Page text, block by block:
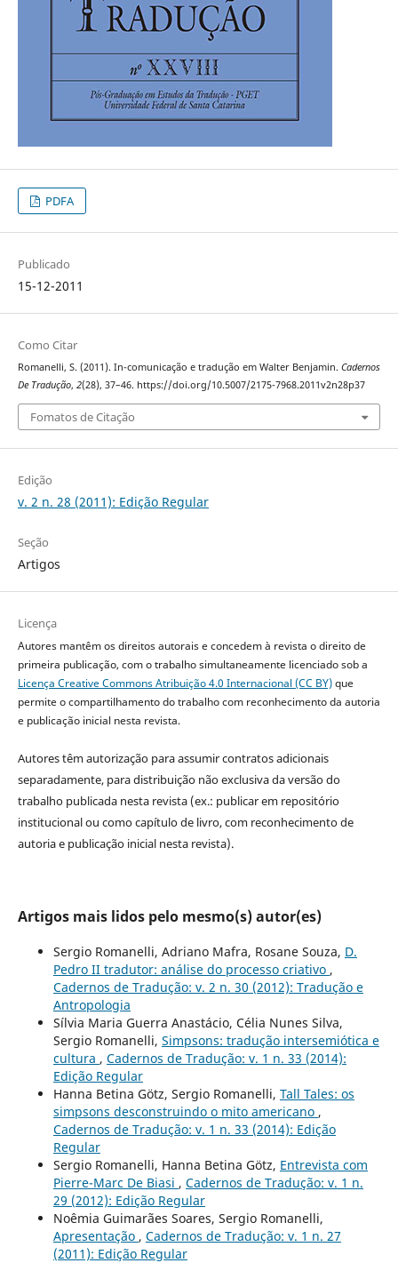
PDFA
Publicado
15-12-2011
Como Citar
Romanelli, S. (2011). In-comunicação e tradução em Walter Benjamin. Cadernos
De Tradução, 2(28), 37–46. https://doi.org/10.5007/2175-7968.2011v2n28p37
Fomatos de Citação
Edição
v. 2 n. 28 (2011): Edição Regular
Seção
Artigos
Licença
Autores mantêm os direitos autorais e concedem à revista o direito de
primeira publicação, com o trabalho simultaneamente licenciado sob a
Licença Creative Commons Atribuição 4.0 Internacional (CC BY)que
permite o compartilhamento do trabalho com reconhecimento da autoria
e publicação inicial nesta revista.
Autores têm autorização para assumir contratos adicionais
separadamente, para distribuição não exclusiva da versão do
trabalho publicada nesta revista (ex.: publicar em repositório
institucional ou como capítulo de livro, com reconhecimento de
autoria e publicação inicial nesta revista).
Artigos mais lidos pelo mesmo(s) autor(es)
Sergio Romanelli, Adriano Mafra, Rosane Souza, D.
Pedro II tradutor: análise do processo criativo ,
Cadernos de Tradução: v. 2 n. 30 (2012): Tradução e
Antropologia
Sílvia Maria Guerra Anastácio, Célia Nunes Silva,
Sergio Romanelli, Simpsons: tradução intersemiótica e
cultura , Cadernos de Tradução: v. 1 n. 33 (2014):
Edição Regular
Hanna Betina Götz, Sergio Romanelli, Tall Tales: os
simpsons desconstruindo o mito americano ,
Cadernos de Tradução: v. 1 n. 33 (2014): Edição
Regular
Sergio Romanelli, Hanna Betina Götz, Entrevista com
Pierre-Marc De Biasi , Cadernos de Tradução: v. 1 n.
29 (2012): Edição Regular
Noêmia Guimarães Soares, Sergio Romanelli,
Apresentação , Cadernos de Tradução: v. 1 n. 27
(2011): Edição Regular